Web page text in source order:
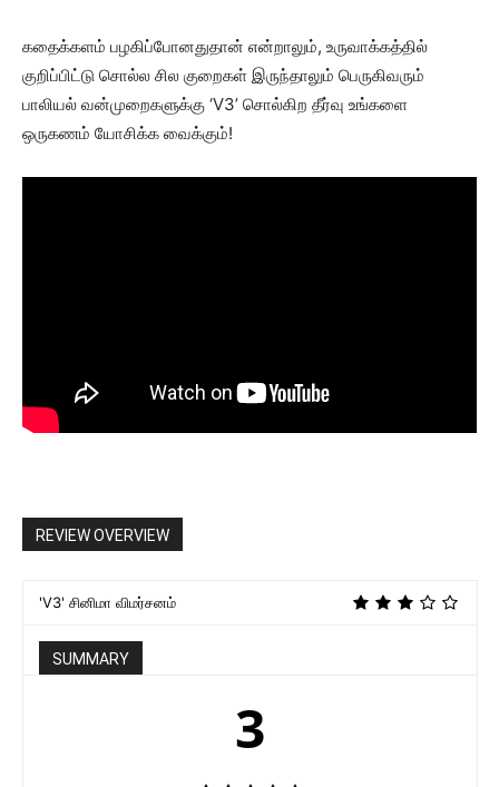
கதைக்களம் பழகிப்போனதுதான் என்றாலும், உருவாக்கத்தில்
குறிப்பிட்டு சொல்ல சில குறைகள் இருந்தாலும் பெருகிவரும்
பாலியல் வன்முறைகளுக்கு ‘V3’ சொல்கிற தீர்வு உங்களை
ஒருகணம் யோசிக்க வைக்கும்!
REVIEW OVERVIEW
'V3' சினிமா விமர்சனம்
SUMMARY
3